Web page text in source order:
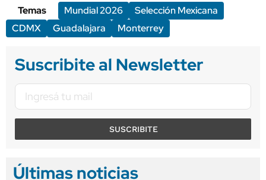
Temas
Mundial 2026
Selección Mexicana
CDMX
Guadalajara Monterrey
Suscribite al Newsletter
SUSCRIBITE
Últimas noticias